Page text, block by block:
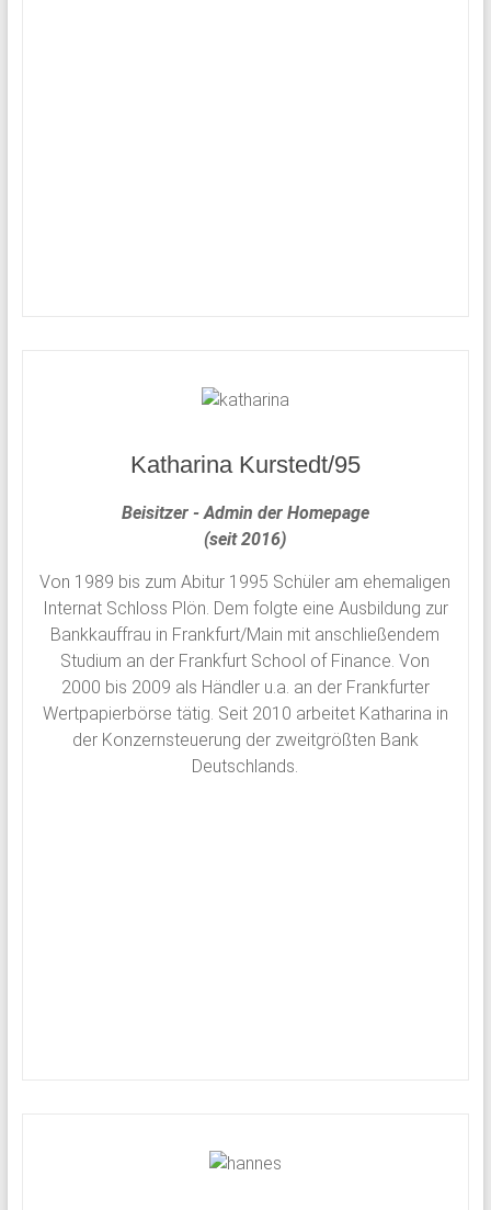
Katharina Kurstedt/95
Beisitzer - Admin der Homepage
(seit 2016)
Von 1989 bis zum Abitur 1995 Schüler am ehemaligen
Internat Schloss Plön. Dem folgte eine Ausbildung zur
Bankkauffrau in Frankfurt/Main mit anschließendem
Studium an der Frankfurt School of Finance. Von
2000 bis 2009 als Händler u.a. an der Frankfurter
Wertpapierbörse tätig. Seit 2010 arbeitet Katharina in
der Konzernsteuerung der zweitgrößten Bank
Deutschlands.